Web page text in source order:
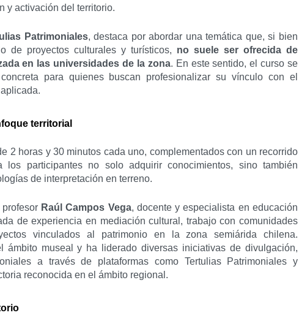
y activación del territorio.
Patrimoniales, destaca por abordar una temática que, si bien
de proyectos culturales y turísticos, no suele ser ofrecida de
en las universidades de la zona. En este sentido, el curso se
para quienes buscan profesionalizar su vínculo con el
territorial
2 horas y 30 minutos cada uno, complementados con un recorrido
los participantes no solo adquirir conocimientos, sino también
de interpretación en terreno.
Raúl Campos Vega, docente y especialista en educación
de experiencia en mediación cultural, trabajo con comunidades
vinculados al patrimonio en la zona semiárida chilena.
ámbito museal y ha liderado diversas iniciativas de divulgación,
a través de plataformas como Tertulias Patrimoniales y
reconocida en el ámbito regional.